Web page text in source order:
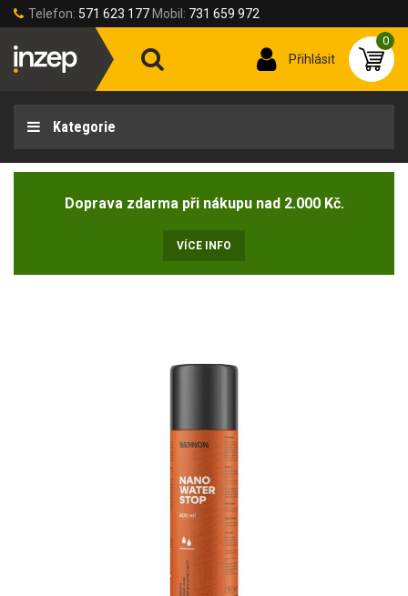
Telefon: 571 623 177 Mobil: 731 659 972
Přihlásit
0
Kategorie
Doprava zdarma při nákupu nad 2.000 Kč.
VÍCE INFO